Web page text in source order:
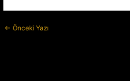
← Önceki Yazı